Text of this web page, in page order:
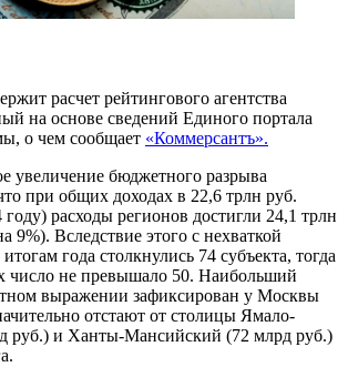
расчет рейтингового агентства
на основе сведений Единого портала
о чем сообщает «Коммерсантъ».
увеличение бюджетного разрыва
при общих доходах в 22,6 трлн руб.
году) расходы регионов достигли 24,1 трлн
9%). Вследствие этого с нехваткой
года столкнулись 74 субъекта, тогда
число не превышало 50. Наибольший
выражении зафиксирован у Москвы
отстают от столицы Ямало-
руб.) и Ханты-Мансийский (72 млрд руб.)